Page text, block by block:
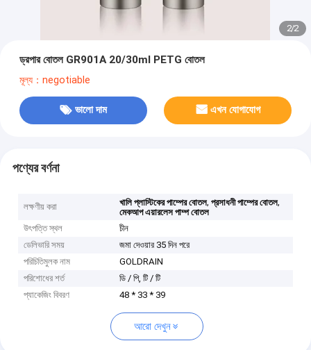
2/2
ড্রপার বোতল GR901A 20/30ml PETG বোতল
মূল্য：negotiable
ভালো দাম এখন যোগাযোগ
পণ্যের বর্ণনা
লক্ষণীয় করা খালি প্লাস্টিকের পাম্পের বোতল,প্রসাধনী পাম্পের বোতল,
মেকআপ এয়ারলেস পাম্প বোতল
উৎপত্তি স্থল
চীন
ডেলিভারি সময়
জমা দেওয়ার 35 দিন পরে
পরিচিতিমুলক নাম
GOLDRAIN
পরিশোধের শর্ত
ডি / পি, টি / টি
প্যাকেজিং বিবরণ
48 * 33 * 39
আরো দেখুন